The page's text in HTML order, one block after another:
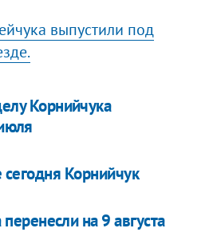
выпустили под
Корнийчука
Корнийчук
на 9 августа